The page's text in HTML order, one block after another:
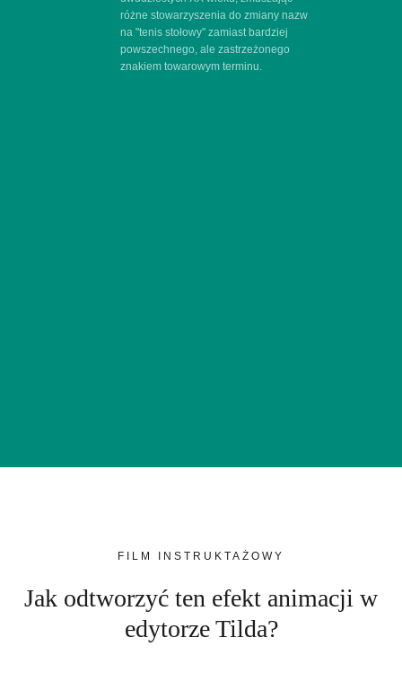
różne stowarzyszenia do zmiany nazw
na "tenis stołowy" zamiast bardziej
powszechnego, ale zastrzeżonego
znakiem towarowym terminu.
FILM INSTRUKTAŻOWY
Jak odtworzyć ten efekt animacji w
edytorze Tilda?